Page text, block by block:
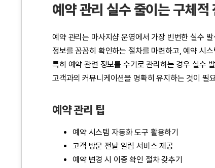
예약 관리 실수 줄이는 구체적
예약 관리는 마사지샵 운영에서 가장 빈번한 실수
정보를 꼼꼼히 확인하는 절차를 마련하고, 예약 시
특히 예약 관련 정보를 수기로 관리하는 경우 실수
고객과의 커뮤니케이션을 명확히 유지하는 것이 필
예약 관리 팁
예약 시스템 자동화 도구 활용하기
고객 방문 전날 알림 서비스 제공
예약 변경 시 이중 확인 절차 갖추기